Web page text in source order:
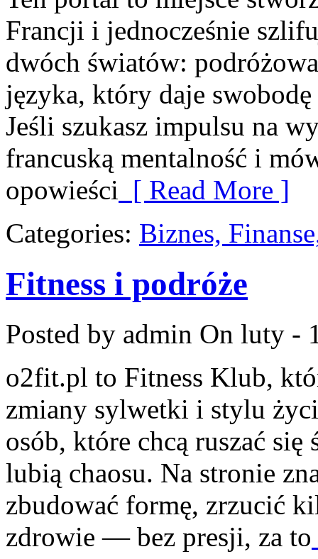
Francji i jednocześnie
dwóch światów:
języka, który daje
Jeśli szukasz impulsu na
francuską mentalność i
opowieści [ Read More ]
Categories: Biznes,
Fitness i podróże
Posted by admin On luty -
o2fit.pl to Fitness Klub,
zmiany sylwetki i stylu
osób, które chcą ruszać
lubią chaosu. Na stronie
zbudować formę, zrzucić
zdrowie — bez presji, za to